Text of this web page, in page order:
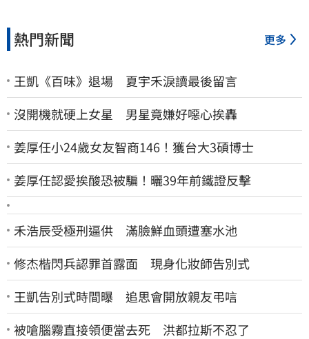
熱門新聞 更多
王凱《百味》退場 夏宇禾淚讀最後留言
沒開機就硬上女星 男星竟嫌好噁心挨轟
姜厚任小24歲女友智商146！獲台大3碩博士
姜厚任認愛挨酸恐被騙！曬39年前鐵證反擊
禾浩辰受極刑逼供 滿臉鮮血頭遭塞水池
修杰楷閃兵認罪首露面 現身化妝師告別式
王凱告別式時間曝 追思會開放親友弔唁
被嗆腦霧直接領便當去死 洪都拉斯不忍了